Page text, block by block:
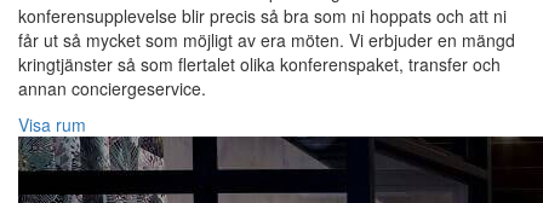
konferensupplevelse blir precis så bra som ni hoppats och att ni
får ut så mycket som möjligt av era möten. Vi erbjuder en mängd
kringtjänster så som flertalet olika konferenspaket, transfer och
annan conciergeservice.
Visa rum